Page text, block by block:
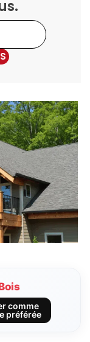
comme
préférée